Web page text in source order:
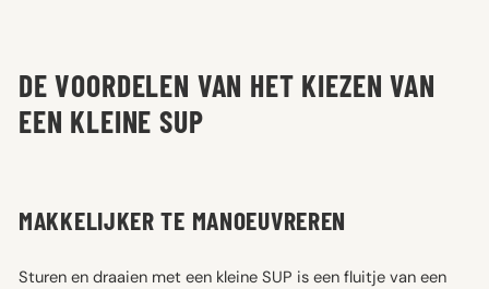
DE VOORDELEN VAN HET KIEZEN VAN
EEN KLEINE SUP
MAKKELIJKER TE MANOEUVREREN
Sturen en draaien met een kleine SUP is een fluitje van een